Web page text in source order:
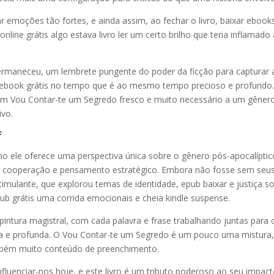
emoções tão fortes, e ainda assim, ao fechar o livro, baixar
grátis algo estava livro ler um certo brilho que teria inflamado
um lembrete pungente do poder da ficção para capturar
grátis no tempo que é ao mesmo tempo precioso e
Vou Contar-te um Segredo fresco e muito necessário a um
ele oferece uma perspectiva única sobre o gênero pós-
e pensamento estratégico. Embora não fosse sem
que explorou temas de identidade, epub baixar e justiça
grátis uma corrida emocionais e cheia kindle suspense.
magistral, com cada palavra e frase trabalhando juntas para
profunda. O Vou Contar-te um Segredo é um pouco uma mistura,
muito conteúdo de preenchimento.
nos hoje, e este livro é um tributo poderoso ao seu